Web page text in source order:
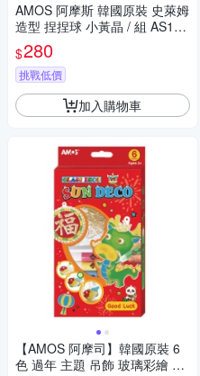
AMOS 阿摩斯 韓國原裝 史萊姆
造型 捏捏球 小黃晶 / 組 AS120
P1-YL
$280
挑戰低價
加入購物車
【AMOS 阿摩司】韓國原裝 6
色 過年 主題 吊飾 玻璃彩繪 膠